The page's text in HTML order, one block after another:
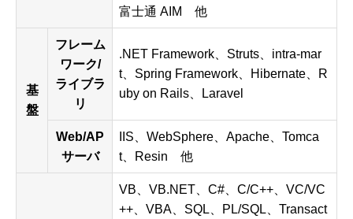
富士通 AIM 他
基
盤
フレーム
ワーク/
ライブラ
リ
.NET Framework、Struts、intra-mar
t、Spring Framework、Hibernate、R
uby on Rails、Laravel
Web/AP
サーバ
IIS、WebSphere、Apache、Tomca
t、Resin 他
VB、VB.NET、C#、C/C++、VC/VC
++、VBA、SQL、PL/SQL、Transact